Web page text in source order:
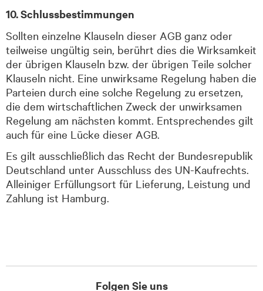
10. Schlussbestimmungen
Sollten einzelne Klauseln dieser AGB ganz oder
teilweise ungültig sein, berührt dies die Wirksamkeit
der übrigen Klauseln bzw. der übrigen Teile solcher
Klauseln nicht. Eine unwirksame Regelung haben die
Parteien durch eine solche Regelung zu ersetzen,
die dem wirtschaftlichen Zweck der unwirksamen
Regelung am nächsten kommt. Entsprechendes gilt
auch für eine Lücke dieser AGB.
Es gilt ausschließlich das Recht der Bundesrepublik
Deutschland unter Ausschluss des UN-Kaufrechts.
Alleiniger Erfüllungsort für Lieferung, Leistung und
Zahlung ist Hamburg.
Folgen Sie uns